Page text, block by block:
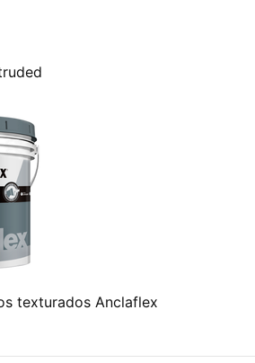
texturados Anclaflex